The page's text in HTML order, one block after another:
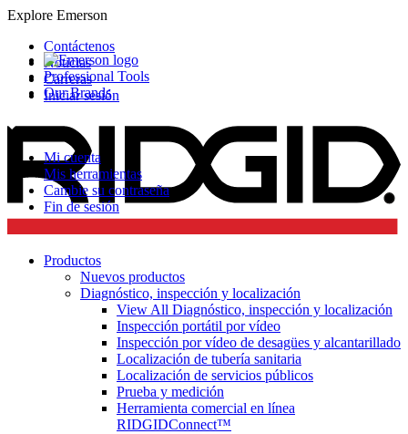
Explore Emerson
Professional Tools
Our Brands
Contáctenos
Noticias
Carreras
Iniciar sesión
Mi cuenta
Mis herramientas
Cambie su contraseña
Fin de sesión
Productos
Nuevos productos
Diagnóstico, inspección y localización
View All Diagnóstico, inspección y localización
Inspección portátil por vídeo
Inspección por vídeo de desagües y alcantarillado
Localización de tubería sanitaria
Localización de servicios públicos
Prueba y medición
Herramienta comercial en línea
RIDGIDConnect™